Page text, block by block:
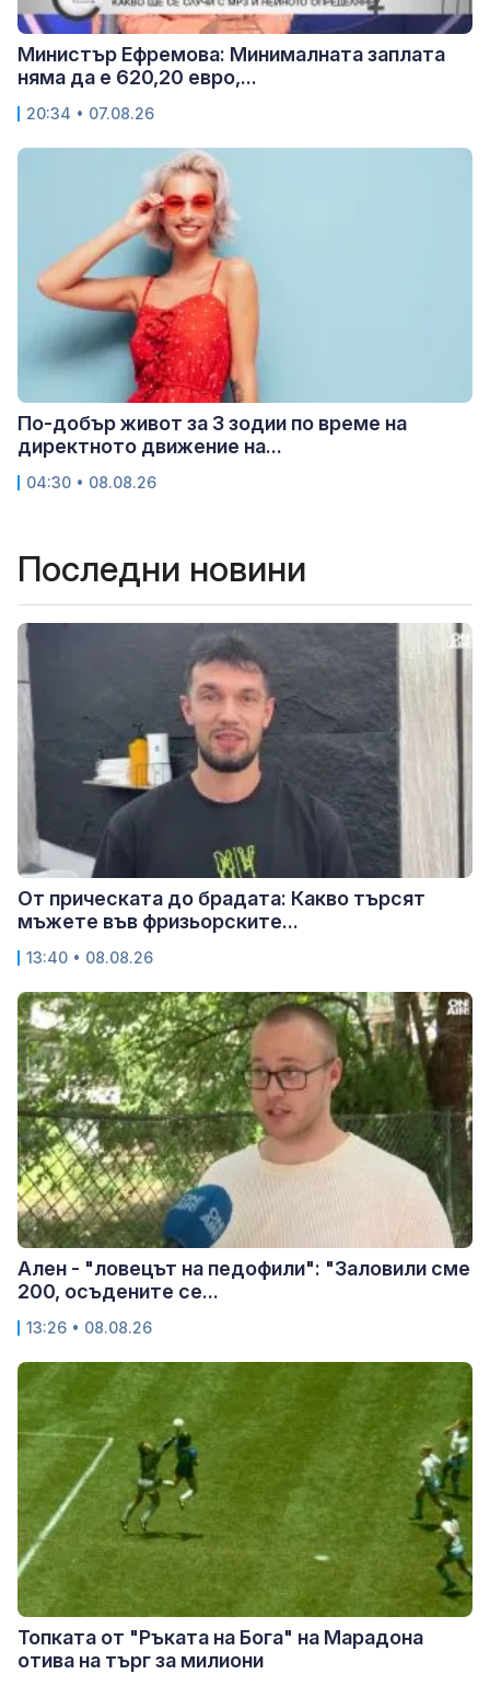
Министър Ефремова: Минималната заплата
няма да е 620,20 евро,...
20:34 • 07.08.26
По-добър живот за 3 зодии по време на
директното движение на...
04:30 • 08.08.26
Последни новини
От прическата до брадата: Какво търсят
мъжете във фризьорските...
13:40 • 08.08.26
Ален - "ловецът на педофили": "Заловили сме
200, осъдените се...
13:26 • 08.08.26
Топката от "Ръката на Бога" на Марадона
отива на търг за милиони